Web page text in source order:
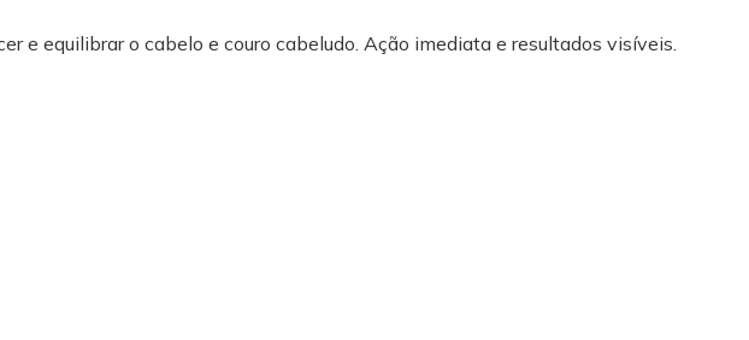
e equilibrar o cabelo e couro cabeludo. Ação imediata e resultados visíveis.